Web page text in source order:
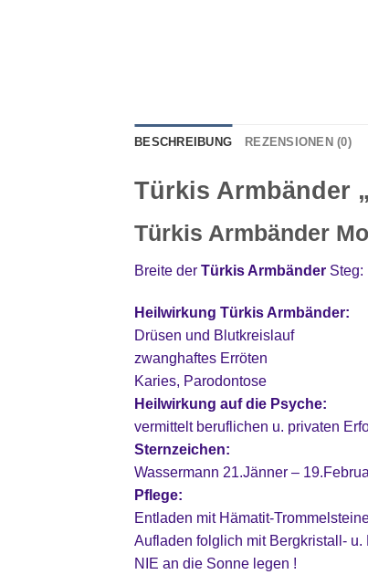
BESCHREIBUNG REZENSIONEN (0)
Türkis Armbänder
Türkis Armbänder
Breite der Türkis Armbänder Steg:
Heilwirkung Türkis Armbänder:
Drüsen und Blutkreislauf
zwanghaftes Erröten
Karies, Parodontose
Heilwirkung auf die Psyche:
vermittelt beruflichen u. privaten
Sternzeichen:
Wassermann 21.Jänner –
Pflege:
Entladen mit Hämatit-
Aufladen folglich mit Bergkristall- u.
NIE an die Sonne legen !